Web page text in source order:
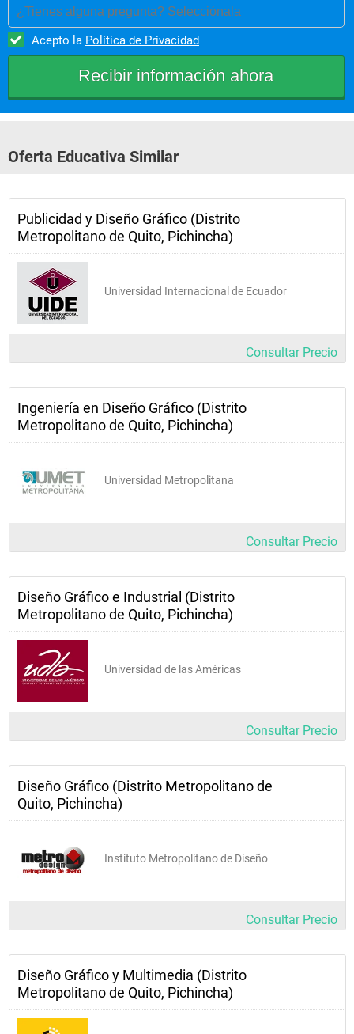
¿Tienes alguna pregunta? Selecciónala
Acepto la Política de Privacidad
Oferta Educativa Similar
Publicidad y Diseño Gráfico (Distrito
Metropolitano de Quito, Pichincha)
Universidad Internacional de Ecuador
Consultar Precio
Ingeniería en Diseño Gráfico (Distrito
Metropolitano de Quito, Pichincha)
Universidad Metropolitana
Consultar Precio
Diseño Gráfico e Industrial (Distrito
Metropolitano de Quito, Pichincha)
Universidad de las Américas
Consultar Precio
Diseño Gráfico (Distrito Metropolitano de
Quito, Pichincha)
Instituto Metropolitano de Diseño
Consultar Precio
Diseño Gráfico y Multimedia (Distrito
Metropolitano de Quito, Pichincha)